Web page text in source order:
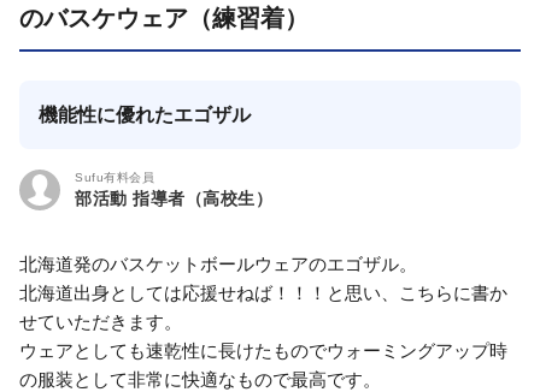
のバスケウェア（練習着）
機能性に優れたエゴザル
Sufu有料会員
部活動 指導者（高校生）
北海道発のバスケットボールウェアのエゴザル。
北海道出身としては応援せねば！！！と思い、こちらに書か
せていただきます。
ウェアとしても速乾性に長けたものでウォーミングアップ時
の服装として非常に快適なもので最高です。